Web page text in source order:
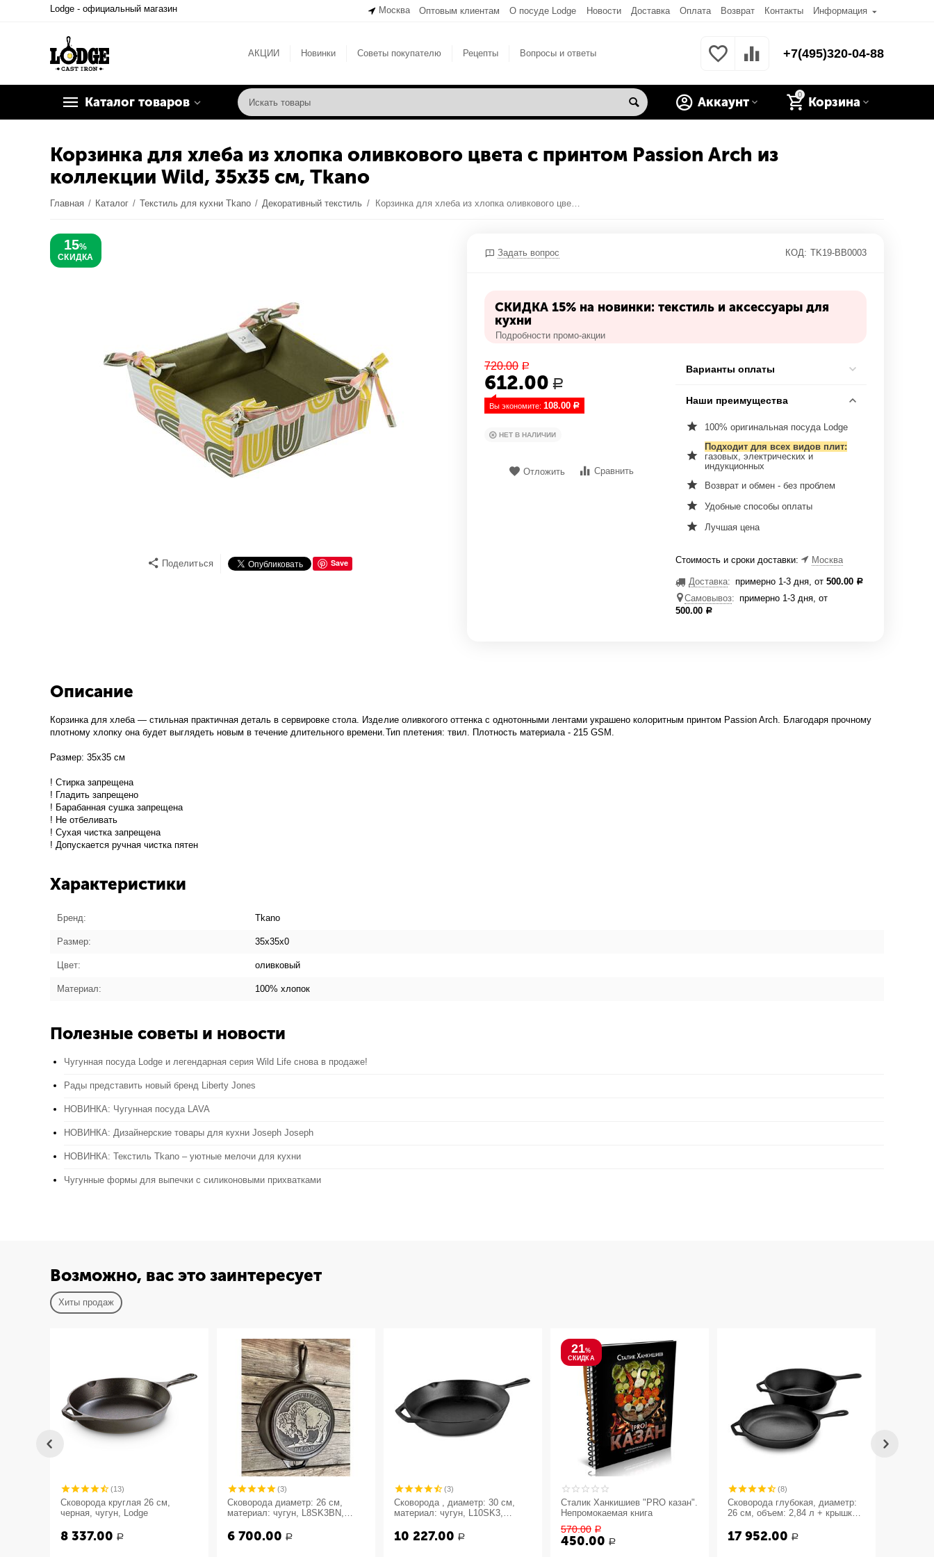
Lodge - официальный магазин Оптовым клиентам О посуде Lodge Новости Доставка Оплата Возврат Контакты Информация
Москва
АКЦИИ Новинки Советы покупателю Рецепты Вопросы и ответы +7(495)320-04-88
Каталог товаров
0
Корзина
Аккаунт
Корзинка для хлеба из хлопка оливкового цвета с принтом Passion Arch из
коллекции Wild, 35х35 см, Tkano
Главная / Каталог / Текстиль для кухни Tkano / Декоративный текстиль / Корзинка для хлеба из хлопка оливкового цвета с принтом Passion Arch из коллекции Wild, 35х35 см, Tkano
Поделиться Save
Задать вопрос КОД: TK19-BB0003
СКИДКА 15% на новинки: текстиль и аксессуары для
кухни
Подробности промо-акции
720.00 Р
612.00 Р
Вы экономите: 108.00 Р
НЕТ В НАЛИЧИИ
Отложить Сравнить
Варианты оплаты
Наши преимущества
100% оригинальная посуда Lodge
Подходит для всех видов плит:
газовых, электрических и
индукционных
Возврат и обмен - без проблем
Удобные способы оплаты
Лучшая цена
Стоимость и сроки доставки: Москва
Доставка: примерно 1-3 дня, от500.00 Р
Самовывоз: примерно 1-3 дня, от
500.00 Р
Описание
Корзинка для хлеба — стильная практичная деталь в сервировке стола. Изделие оливкогого оттенка с однотонными лентами украшено колоритным принтом Passion Arch. Благодаря прочному
плотному хлопку она будет выглядеть новым в течение длительного времени.Тип плетения: твил. Плотность материала - 215 GSM.
Размер: 35х35 см
! Стирка запрещена
! Гладить запрещено
! Барабанная сушка запрещена
! Не отбеливать
! Сухая чистка запрещена
! Допускается ручная чистка пятен
Характеристики
Бренд: Tkano
Размер: 35x35x0
Цвет: оливковый
Материал: 100% хлопок
Полезные советы и новости
Чугунная посуда Lodge и легендарная серия Wild Life снова в продаже!
Рады представить новый бренд Liberty Jones
НОВИНКА: Чугунная посуда LAVA
НОВИНКА: Дизайнерские товары для кухни Joseph Joseph
НОВИНКА: Текстиль Tkano – уютные мелочи для кухни
Чугунные формы для выпечки с силиконовыми прихватками
Возможно, вас это заинтересует
Хиты продаж
(13)
Сковорода круглая 26 см,
черная, чугун, Lodge
8 337.00 Р
(3)
Сковорода диаметр: 26 см,
материал: чугун, L8SK3BN,
США
6 700.00 Р
(3)
Сковорода , диаметр: 30 см,
материал: чугун, L10SK3,
10 227.00 Р
21%
СКИДКА
Сталик Ханкишиев "PRO казан".
Непромокаемая книга
570.00 Р
450.00 Р
(8)
Сковорода глубокая, диаметр:
26 см, объем: 2,84 л + крышка-
LCC3, LODGE, США
17 952.00 Р